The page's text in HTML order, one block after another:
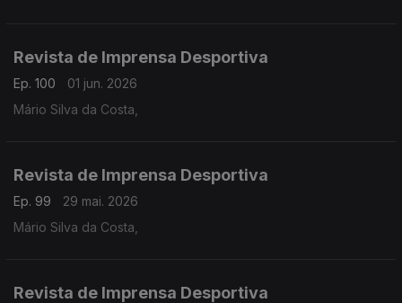
Revista de Imprensa Desportiva
Ep. 100
01 jun. 2026
Mário Silva da Costa,
Revista de Imprensa Desportiva
Ep. 99
29 mai. 2026
Mário Silva da Costa,
Revista de Imprensa Desportiva